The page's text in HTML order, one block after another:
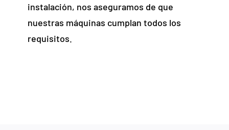
instalación, nos aseguramos de que
nuestras máquinas cumplan todos los
requisitos.